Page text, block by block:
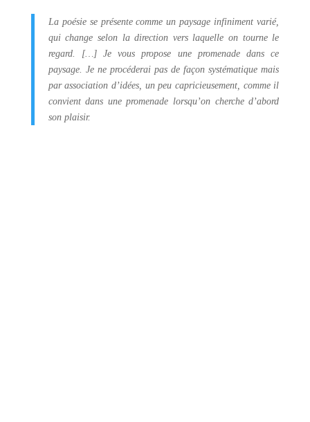
La poésie se présente comme un paysage infiniment varié,
qui change selon la direction vers laquelle on tourne le
regard. […] Je vous propose une promenade dans ce
paysage. Je ne procéderai pas de façon systématique mais
par association d’idées, un peu capricieusement, comme il
convient dans une promenade lorsqu’on cherche d’abord
son plaisir.